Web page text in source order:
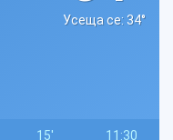
Усеща се: 34°
15' 11:30